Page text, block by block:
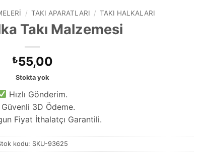
/ TAKI APARATLARI / TAKI HALKALARI
Takı Malzemesi
₺55,00
Stokta yok
Hızlı Gönderim.
Güvenli 3D Ödeme.
Fiyat İthalatçı Garantili.
kodu: SKU-93625